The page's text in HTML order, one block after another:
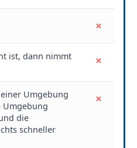
×
ist, dann nimmt
×
Umgebung
Umgebung
die
schneller
×